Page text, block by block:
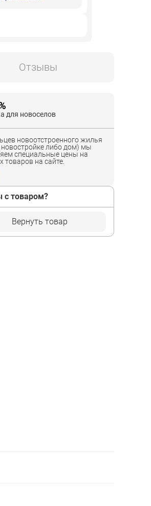
Отзывы
для новоселов
новоотстроенного жилья
новостройке либо дом) мы
специальные цены на
товаров на сайте.
с товаром?
Вернуть товар